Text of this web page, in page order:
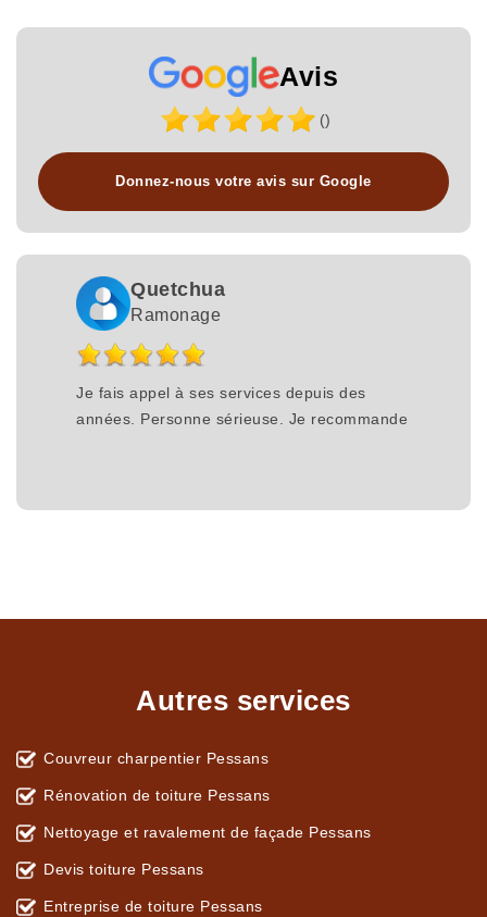
Avis
()
Donnez-nous votre avis sur Google
Quetchua
Ramonage
Je fais appel à ses services depuis des
années. Personne sérieuse. Je recommande
Autres services
Couvreur charpentier Pessans
Rénovation de toiture Pessans
Nettoyage et ravalement de façade Pessans
Devis toiture Pessans
Entreprise de toiture Pessans